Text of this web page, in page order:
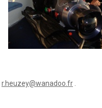
r.heuzey@wanadoo.fr